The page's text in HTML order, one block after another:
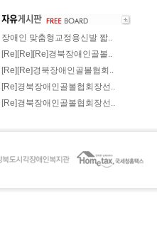
장애인 맞춤형교정용신발 짧..
[Re][Re][Re]경북장애인골볼..
[Re][Re]경북장애인골볼협회..
[Re]경북장애인골볼협회장선..
[Re]경북장애인골볼협회장선..